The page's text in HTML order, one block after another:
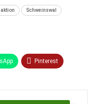
Schweinswal
Pinterest